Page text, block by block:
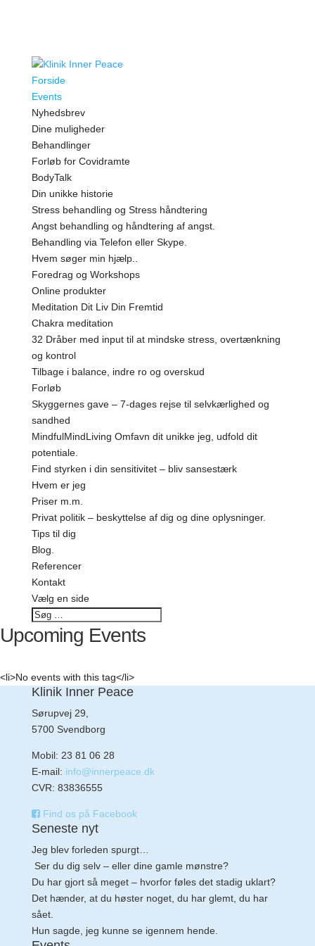
Forside
Events
Nyhedsbrev
Dine muligheder
Behandlinger
Forløb for Covidramte
BodyTalk
Din unikke historie
Stress behandling og Stress håndtering
Angst behandling og håndtering af angst.
Behandling via Telefon eller Skype.
Hvem søger min hjælp..
Foredrag og Workshops
Online produkter
Meditation Dit Liv Din Fremtid
Chakra meditation
32 Dråber med input til at mindske stress, overtænkning
og kontrol
Tilbage i balance, indre ro og overskud
Forløb
Skyggernes gave – 7-dages rejse til selvkærlighed og
sandhed
MindfulMindLiving Omfavn dit unikke jeg, udfold dit
potentiale.
Find styrken i din sensitivitet – bliv sansestærk
Hvem er jeg
Priser m.m.
Privat politik – beskyttelse af dig og dine oplysninger.
Tips til dig
Blog.
Referencer
Kontakt
Vælg en side
Upcoming Events
<li>No events with this tag</li>
Klinik Inner Peace
Sørupvej 29,
5700 Svendborg
Mobil: 23 81 06 28
E-mail: info@innerpeace.dk
CVR: 83836555
Find os på Facebook
Seneste nyt
Jeg blev forleden spurgt…
Ser du dig selv – eller dine gamle mønstre?
Du har gjort så meget – hvorfor føles det stadig uklart?
Det hænder, at du høster noget, du har glemt, du har
sået.
Hun sagde, jeg kunne se igennem hende.